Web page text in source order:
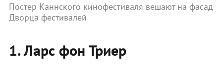
Постер Каннского кинофестиваля вешают на фасад
Дворца фестивалей
1. Ларс фон Триер